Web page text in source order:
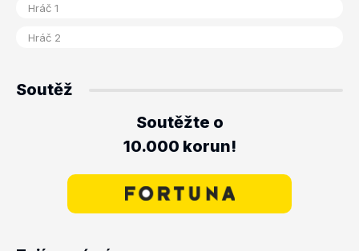
Soutěž
Soutěžte o
10.000 korun!